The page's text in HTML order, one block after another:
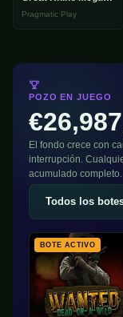
Pragmatic Play
POZO EN JUEGO
El fondo crece con
interrupción.
acumulado completo.
Todos los
BOTE ACTIVO